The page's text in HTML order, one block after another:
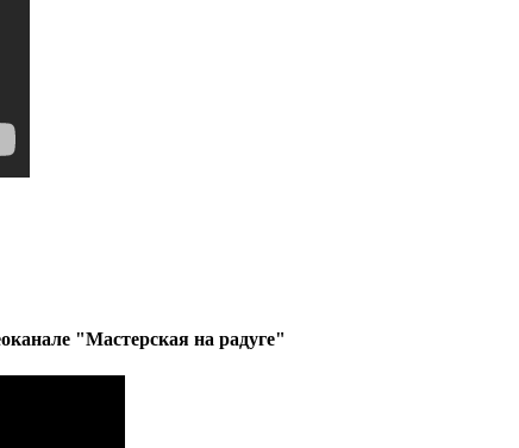
"Мастерская на радуге"